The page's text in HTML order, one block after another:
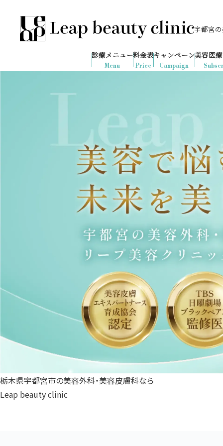
宇都宮
の予約が入りました
診療時間：10:00-19:00
（土日祝日対応）
Menu
診療メニュー
Price
料金表
Campaign
キャンペーン美容医療
栃木県宇都宮市の美容外科・美容皮膚科なら
Leap beauty clinic